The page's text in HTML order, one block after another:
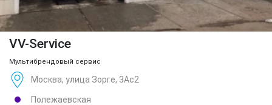
VV-Service
Мультибрендовый сервис
Москва, улица Зорге, 3Ас2
Полежаевская